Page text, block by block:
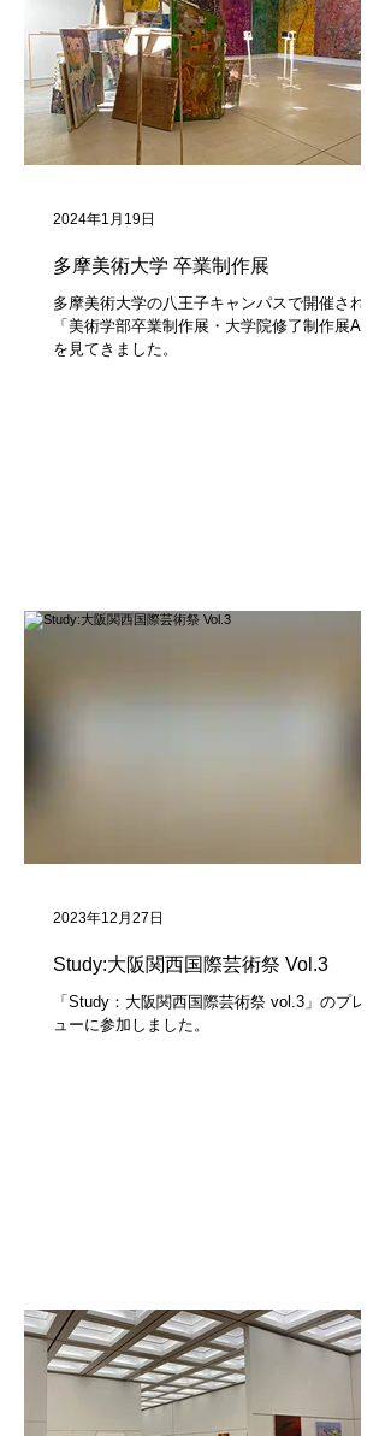
多摩美術大学 卒業制作展
多摩美術大学の八王子キャンパスで開催された
「美術学部卒業制作展・大学院修了制作展A」
を見てきました。
2024年1月19日
Study:大阪関西国際芸術祭 Vol.3
「Study：大阪関西国際芸術祭 vol.3」のプレビ
ューに参加しました。
2023年12月27日